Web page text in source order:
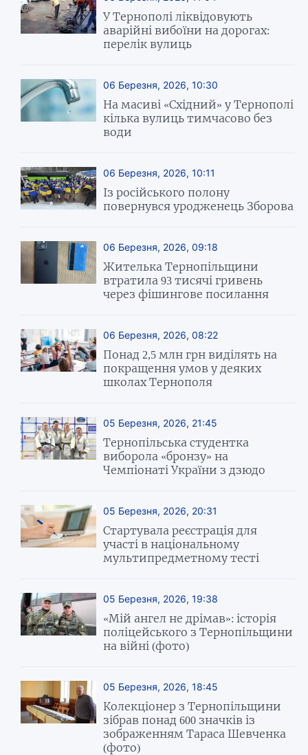
У Тернополі ліквідовують
аварійні вибоїни на дорогах:
перелік вулиць
06 Березня, 2026, 10:30
На масиві «Східний» у Тернополі
кілька вулиць тимчасово без
води
06 Березня, 2026, 10:11
Із російського полону
повернувся уродженець Зборова
06 Березня, 2026, 09:18
Жителька Тернопільщини
втратила 93 тисячі гривень
через фішингове посилання
06 Березня, 2026, 08:22
Понад 2,5 млн грн виділять на
покращення умов у деяких
школах Тернополя
05 Березня, 2026, 21:45
Тернопільська студентка
виборола «бронзу» на
Чемпіонаті України з дзюдо
05 Березня, 2026, 20:31
Стартувала реєстрація для
участі в національному
мультипредметному тесті
05 Березня, 2026, 19:38
«Мій ангел не дрімав»: історія
поліцейського з Тернопільщини
на війні (фото)
05 Березня, 2026, 18:45
Колекціонер з Тернопільщини
зібрав понад 600 значків із
зображенням Тараса Шевченка
(фото)